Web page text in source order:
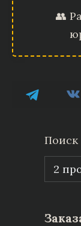
👥
Поиск